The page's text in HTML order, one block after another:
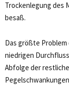
Trockenlegung des
besaß.
Das größte
niedrigen
Abfolge der